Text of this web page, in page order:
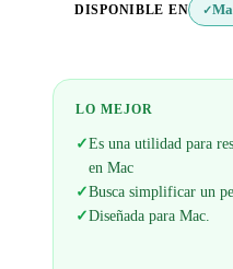
DISPONIBLE EN ✓
LO MEJOR
✓Es una utilidad para
en Mac
✓Busca simplificar un
✓Diseñada para Mac.